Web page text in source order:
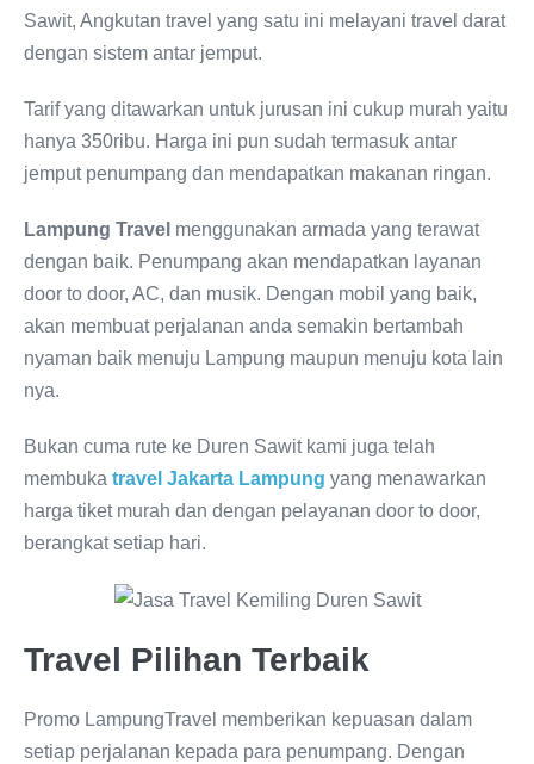
Sawit, Angkutan travel yang satu ini melayani travel darat
dengan sistem antar jemput.
Tarif yang ditawarkan untuk jurusan ini cukup murah yaitu
hanya 350ribu. Harga ini pun sudah termasuk antar
jemput penumpang dan mendapatkan makanan ringan.
Lampung Travel menggunakan armada yang terawat
dengan baik. Penumpang akan mendapatkan layanan
door to door, AC, dan musik. Dengan mobil yang baik,
akan membuat perjalanan anda semakin bertambah
nyaman baik menuju Lampung maupun menuju kota lain
nya.
Bukan cuma rute ke Duren Sawit kami juga telah
membuka travel Jakarta Lampung yang menawarkan
harga tiket murah dan dengan pelayanan door to door,
berangkat setiap hari.
Travel Pilihan Terbaik
Promo LampungTravel memberikan kepuasan dalam
setiap perjalanan kepada para penumpang. Dengan